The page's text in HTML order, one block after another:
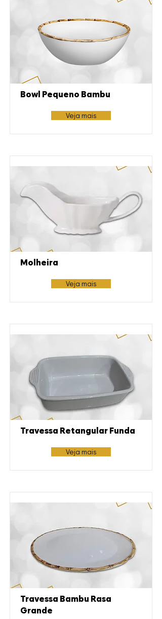
Bowl Pequeno Bambu
Veja mais
Molheira
Veja mais
Travessa Retangular Funda
Veja mais
Travessa Bambu Rasa
Grande